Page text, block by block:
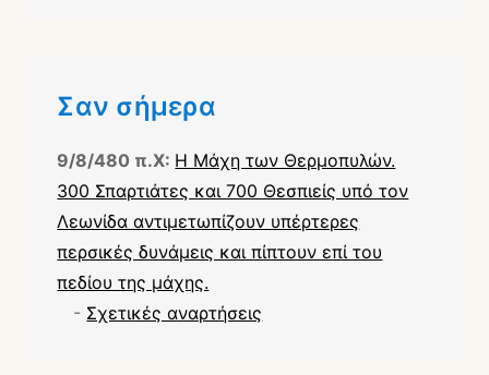
Σαν σήμερα
9/8/480 π.Χ: Η Μάχη των Θερμοπυλών.
300 Σπαρτιάτες και 700 Θεσπιείς υπό τον
Λεωνίδα αντιμετωπίζουν υπέρτερες
περσικές δυνάμεις και πίπτουν επί του
πεδίου της μάχης.
- Σχετικές αναρτήσεις